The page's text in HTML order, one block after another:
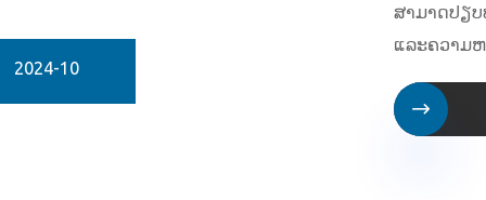
2024-10
ສາມາດປຽ
ແລະຄວາມຫ
